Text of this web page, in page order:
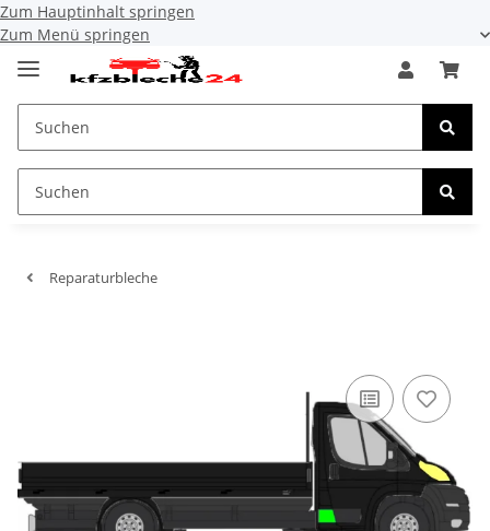
Zum Hauptinhalt springen
Zum Menü springen
Reparaturbleche